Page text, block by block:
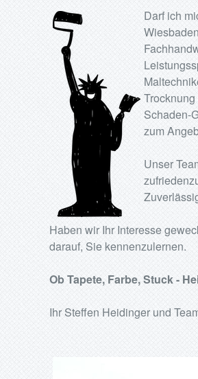
Darf ich
Schaden-
zum
Unser
Haben wir Ihr Interesse
darauf, Sie kennenzulernen.
Ob Tapete, Farbe, Stuck -
Ihr Steffen Heidinger und